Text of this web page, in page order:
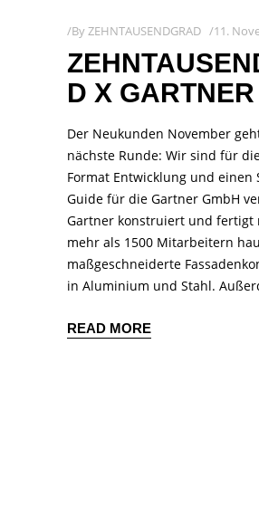
ByZEHNTAUSENDGRAD 11.
D X GARTNER
Der Neukunden November
nächste Runde: Wir sind für
Format Entwicklung und einen
Guide für die Gartner GmbH
Gartner konstruiert und fertigt
mehr als 1500 Mitarbeitern
maßgeschneiderte
in Aluminium und Stahl.
READ MORE